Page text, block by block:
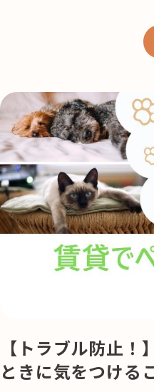
記事検索
【トラブル防止
ときに気をつける